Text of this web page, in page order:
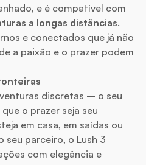
e é compatível com
a longas distâncias.
e conectados que já não
a paixão e o prazer podem
discretas – o seu
o prazer seja seu
em casa, em saídas ou
parceiro, o Lush 3
com elegância e